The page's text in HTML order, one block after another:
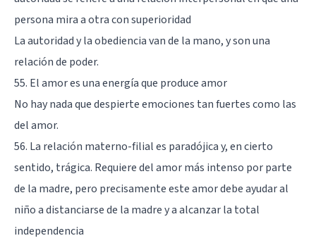
persona mira a otra con superioridad
La autoridad y la obediencia van de la mano, y son una
relación de poder.
55. El amor es una energía que produce amor
No hay nada que despierte emociones tan fuertes como las
del amor.
56. La relación materno-filial es paradójica y, en cierto
sentido, trágica. Requiere del amor más intenso por parte
de la madre, pero precisamente este amor debe ayudar al
niño a distanciarse de la madre y a alcanzar la total
independencia